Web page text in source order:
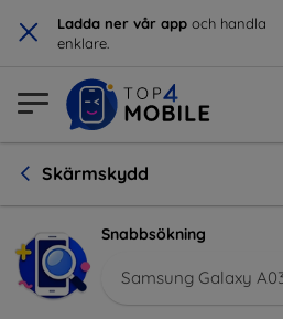
× Ladda ner vår app och handla
enklare.
Skärmskydd
Snabbsökning
Samsung Galaxy